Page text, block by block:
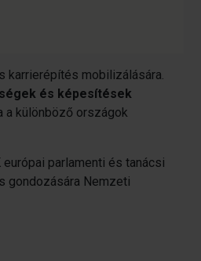
karrierépítés mobilizálására.
és képesítések
a különböző országok
parlamenti és tanácsi
gondozására Nemzeti